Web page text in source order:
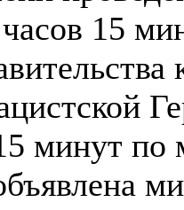
часов 15
минут по